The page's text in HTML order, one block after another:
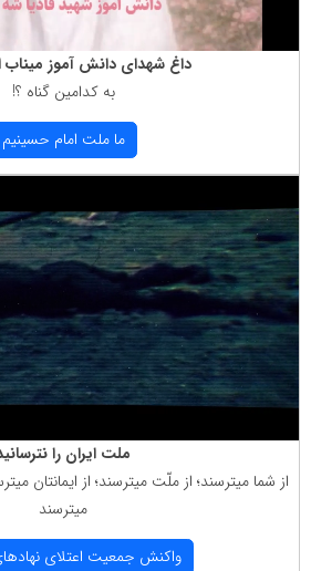
داغ شهدای دانش آموز
به كدامین گناه ؟!
ما ملت امام حسینیم
ملت ایران را
از شما میترسند؛ از ملّت میترسند؛ از ایمانتان
میترسند
واكنش جمعیت اعتلای